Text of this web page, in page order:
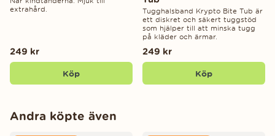
extrahård.
249 kr
Köp
Tugghalsband Krypto Bite Tub är
ett diskret och säkert tuggstöd
som hjälper till att minska tugg
på kläder och ärmar.
249 kr
Köp
Andra köpte även